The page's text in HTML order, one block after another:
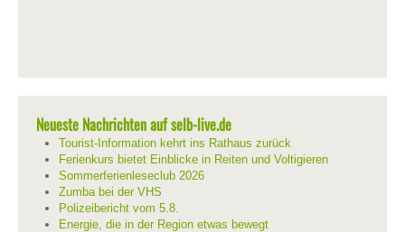
Neueste Nachrichten auf selb-live.de
Tourist-Information kehrt ins Rathaus zurück
Ferienkurs bietet Einblicke in Reiten und Voltigieren
Sommerferienleseclub 2026
Zumba bei der VHS
Polizeibericht vom 5.8.
Energie, die in der Region etwas bewegt